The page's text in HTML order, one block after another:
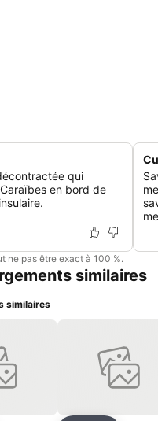
qui
en bord de
ne pas être exact à 100 %.
similaires
similaires